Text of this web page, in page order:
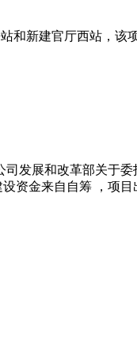
新建官厅西站，
发展和改革部关于
资金来自自筹 ，项